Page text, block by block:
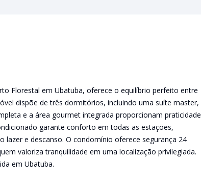
Florestal em Ubatuba, oferece o equilíbrio perfeito entre
dispõe de três dormitórios, incluindo uma suíte master,
e a área gourmet integrada proporcionam praticidade
garante conforto em todas as estações,
lazer e descanso. O condomínio oferece segurança 24
valoriza tranquilidade em uma localização privilegiada.
em Ubatuba.